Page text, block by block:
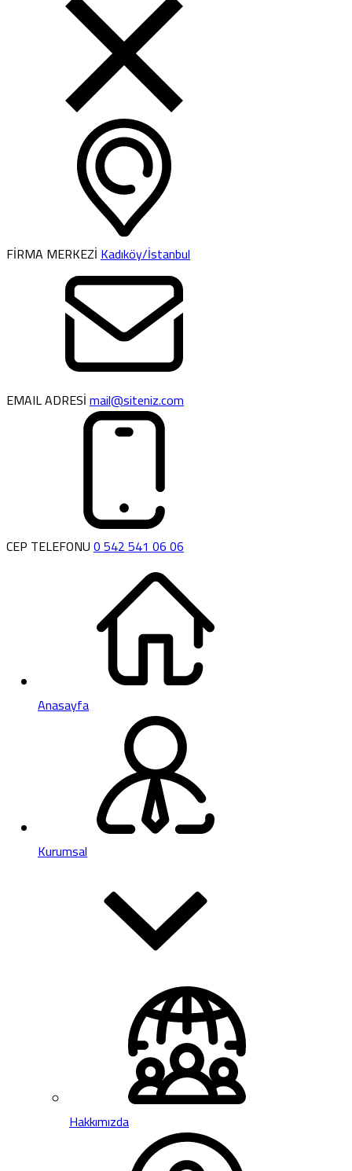
FİRMA MERKEZİKadıköy/İstanbul
EMAIL ADRESİmail@siteniz.com
CEP TELEFONU0 542 541 06 06
Anasayfa
Kurumsal
Hakkımızda